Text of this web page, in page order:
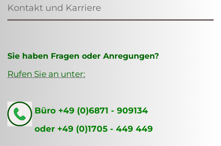
Kontakt und Karriere
Sie haben Fragen oder Anregungen?
Rufen Sie an unter:
Büro +49 (0)6871 - 909134
oder +49 (0)1705 - 449 449